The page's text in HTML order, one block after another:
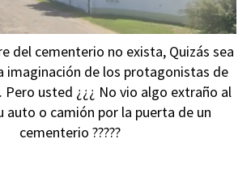
del cementerio no exista, Quizás sea
imaginación de los protagonistas de
usted ¿¿¿ No vio algo extraño al
auto o camión por la puerta de un
cementerio ?????